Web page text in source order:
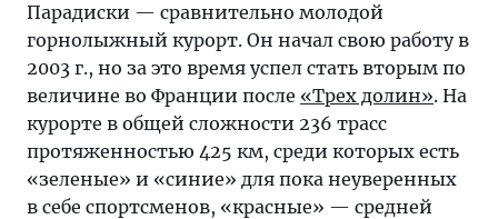
Парадиски — сравнительно молодой
горнолыжный курорт. Он начал свою работу в
2003 г., но за это время успел стать вторым по
величине во Франции после «Трех долин». На
курорте в общей сложности 236 трасс
протяженностью 425 км, среди которых есть
«зеленые» и «синие» для пока неуверенных
в себе спортсменов, «красные» — средней